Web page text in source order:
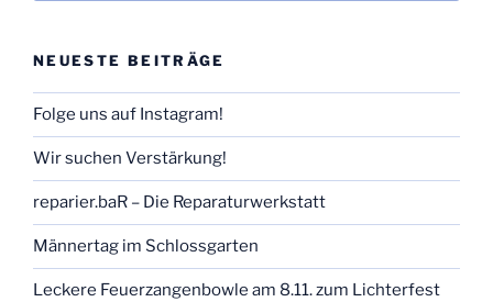
NEUESTE BEITRÄGE
Folge uns auf Instagram!
Wir suchen Verstärkung!
reparier.baR – Die Reparaturwerkstatt
Männertag im Schlossgarten
Leckere Feuerzangenbowle am 8.11. zum Lichterfest